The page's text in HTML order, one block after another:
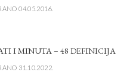
04.05.2016.
I MINUTA – 48 DEFINICIJA
31.10.2022.